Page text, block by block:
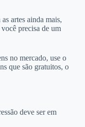
artes ainda mais,
precisa de um
no mercado, use o
que são gratuitos, o
deve ser em